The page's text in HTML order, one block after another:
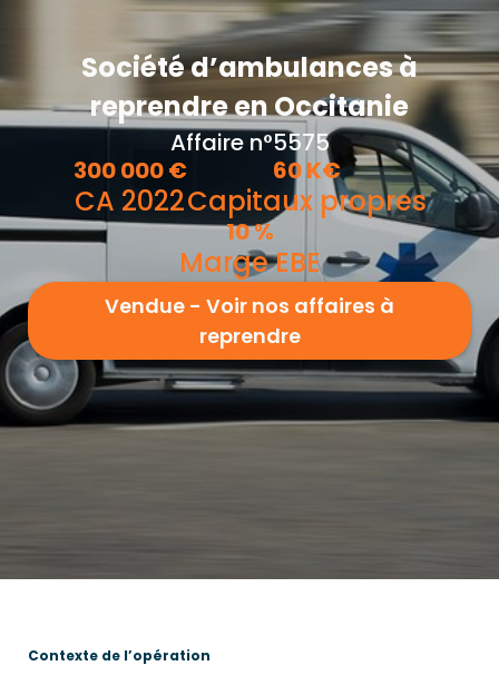
Société d’ambulances à
reprendre en Occitanie
Affaire n°5575
300 000€
CA 2022
60K€
Capitaux propres
10%
Marge EBE
Vendue - Voir nos affaires à
reprendre
Contexte de l’opération